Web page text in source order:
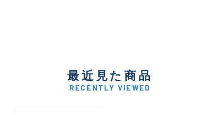
最近見た商品
RECENTLY VIEWED